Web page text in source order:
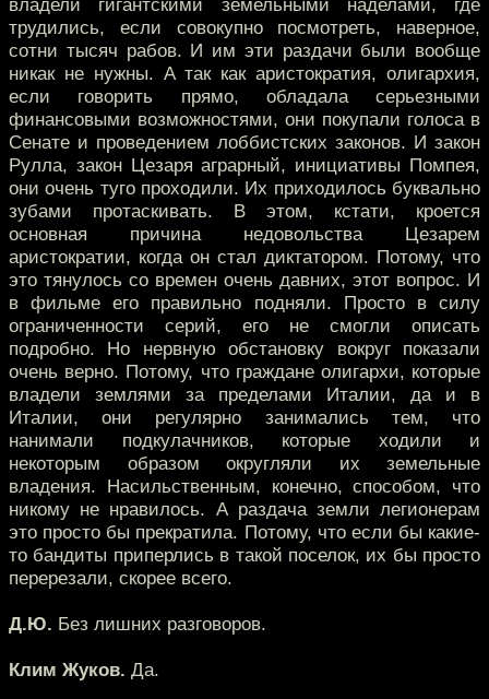
владели гигантскими земельными наделами, где
трудились, если совокупно посмотреть, наверное,
сотни тысяч рабов. И им эти раздачи были вообще
никак не нужны. А так как аристократия, олигархия,
если говорить прямо, обладала серьезными
финансовыми возможностями, они покупали голоса в
Сенате и проведением лоббистских законов. И закон
Рулла, закон Цезаря аграрный, инициативы Помпея,
они очень туго проходили. Их приходилось буквально
зубами протаскивать. В этом, кстати, кроется
основная причина недовольства Цезарем
аристократии, когда он стал диктатором. Потому, что
это тянулось со времен очень давних, этот вопрос. И
в фильме его правильно подняли. Просто в силу
ограниченности серий, его не смогли описать
подробно. Но нервную обстановку вокруг показали
очень верно. Потому, что граждане олигархи, которые
владели землями за пределами Италии, да и в
Италии, они регулярно занимались тем, что
нанимали подкулачников, которые ходили и
некоторым образом округляли их земельные
владения. Насильственным, конечно, способом, что
никому не нравилось. А раздача земли легионерам
это просто бы прекратила. Потому, что если бы какие-
то бандиты приперлись в такой поселок, их бы просто
перерезали, скорее всего.
Д.Ю. Без лишних разговоров.
Клим Жуков. Да.